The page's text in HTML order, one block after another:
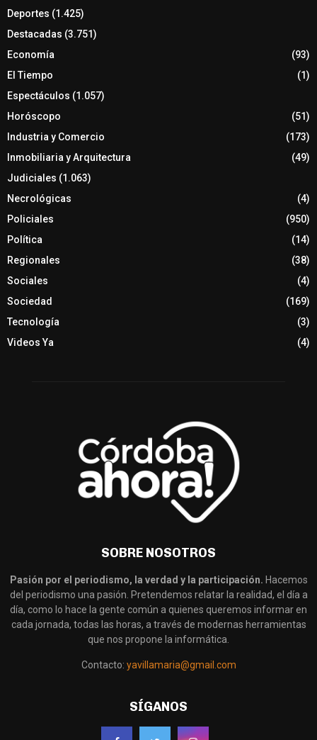
Deportes (1.425)
Destacadas (3.751)
Economía
(93)
El Tiempo
(1)
Espectáculos (1.057)
Horóscopo
(51)
Industria y Comercio
(173)
Inmobiliaria y Arquitectura
(49)
Judiciales (1.063)
Necrológicas
(4)
Policiales
(950)
Política
(14)
Regionales
(38)
Sociales
(4)
Sociedad
(169)
Tecnología
(3)
Videos Ya
(4)
SOBRE NOSOTROS
Pasión por el periodismo, la verdad y la participación. Hacemos
del periodismo una pasión. Pretendemos relatar la realidad, el día a
día, como lo hace la gente común a quienes queremos informar en
cada jornada, todas las horas, a través de modernas herramientas
que nos propone la informática.
Contacto: yavillamaria@gmail.com
SÍGANOS